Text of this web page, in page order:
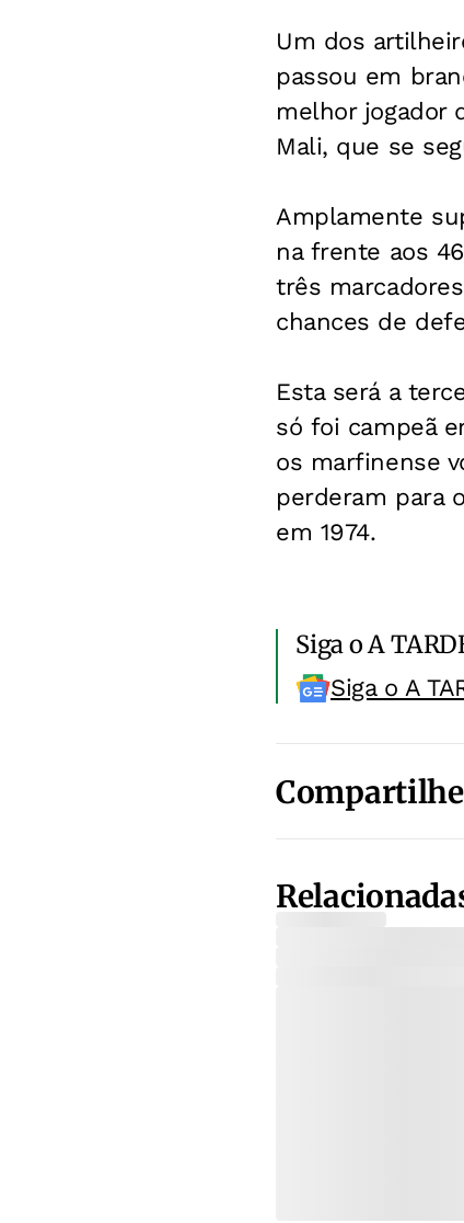
Um dos
passou em
melhor jogador
Mali, que se
Amplamente
na frente aos
três
chances de
Esta será a
só foi campeã
os marfinense
perderam para
em 1974.
Siga o A
Siga o A